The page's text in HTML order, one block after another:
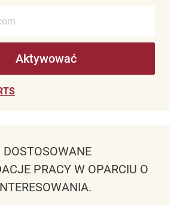
Aktywować
PRACY W OPARCIU O